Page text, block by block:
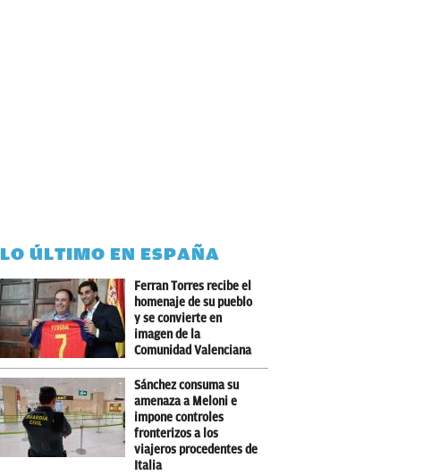
LO ÚLTIMO EN ESPAÑA
Ferran Torres recibe el
homenaje de su pueblo
y se convierte en
imagen de la
Comunidad Valenciana
Sánchez consuma su
amenaza a Meloni e
impone controles
fronterizos a los
viajeros procedentes de
Italia